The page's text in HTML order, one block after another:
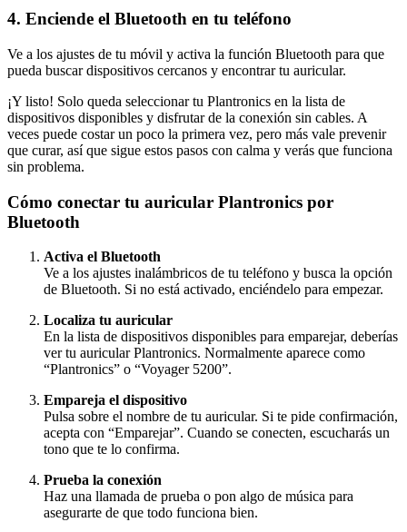
4. Enciende el Bluetooth en tu teléfono
Ve a los ajustes de tu móvil y activa la función Bluetooth para que
pueda buscar dispositivos cercanos y encontrar tu auricular.
¡Y listo! Solo queda seleccionar tu Plantronics en la lista de
dispositivos disponibles y disfrutar de la conexión sin cables. A
veces puede costar un poco la primera vez, pero más vale prevenir
que curar, así que sigue estos pasos con calma y verás que funciona
sin problema.
Cómo conectar tu auricular Plantronics por
Bluetooth
Activa el Bluetooth
Ve a los ajustes inalámbricos de tu teléfono y busca la opción
de Bluetooth. Si no está activado, enciéndelo para empezar.
Localiza tu auricular
En la lista de dispositivos disponibles para emparejar, deberías
ver tu auricular Plantronics. Normalmente aparece como
“Plantronics” o “Voyager 5200”.
Empareja el dispositivo
Pulsa sobre el nombre de tu auricular. Si te pide confirmación,
acepta con “Emparejar”. Cuando se conecten, escucharás un
tono que te lo confirma.
Prueba la conexión
Haz una llamada de prueba o pon algo de música para
asegurarte de que todo funciona bien.